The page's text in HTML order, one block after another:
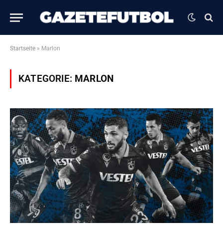
Startseite » Marlon
KATEGORIE: MARLON